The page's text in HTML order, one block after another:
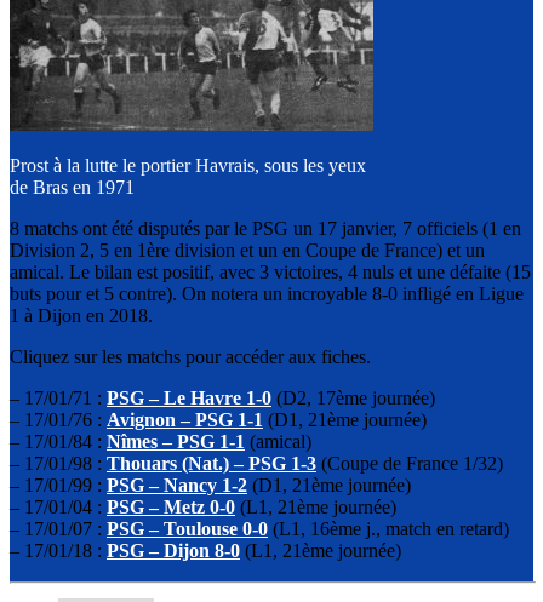
Prost à la lutte le portier Havrais, sous les yeux
de Bras en 1971
8 matchs ont été disputés par le PSG un 17 janvier, 7 officiels (1 en
Division 2, 5 en 1ère division et un en Coupe de France) et un
amical. Le bilan est positif, avec 3 victoires, 4 nuls et une défaite (15
buts pour et 5 contre). On notera un incroyable 8-0 infligé en Ligue
1 à Dijon en 2018.
Cliquez sur les matchs pour accéder aux fiches.
– 17/01/71 : PSG – Le Havre 1-0 (D2, 17ème journée)
– 17/01/76 : Avignon – PSG 1-1 (D1, 21ème journée)
– 17/01/84 : Nîmes – PSG 1-1 (amical)
– 17/01/98 : Thouars (Nat.) – PSG 1-3 (Coupe de France 1/32)
– 17/01/99 : PSG – Nancy 1-2 (D1, 21ème journée)
– 17/01/04 : PSG – Metz 0-0 (L1, 21ème journée)
– 17/01/07 : PSG – Toulouse 0-0 (L1, 16ème j., match en retard)
– 17/01/18 : PSG – Dijon 8-0 (L1, 21ème journée)